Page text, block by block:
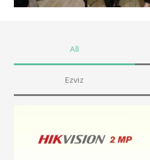
All
Ezviz